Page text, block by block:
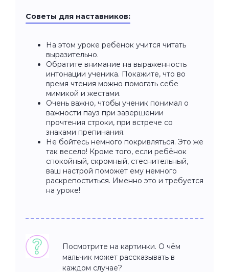
Советы для наставников:
На этом уроке ребёнок учится читать
выразительно.
Обратите внимание на выраженность
интонации ученика. Покажите, что во
время чтения можно помогать себе
мимикой и жестами.
Очень важно, чтобы ученик понимал о
важности пауз при завершении
прочтения строки, при встрече со
знаками препинания.
Не бойтесь немного покривляться. Это же
так весело! Кроме того, если ребёнок
спокойный, скромный, стеснительный,
ваш настрой поможет ему немного
раскрепоститься. Именно это и требуется
на уроке!
Посмотрите на картинки. О чём
мальчик может рассказывать в
каждом случае?